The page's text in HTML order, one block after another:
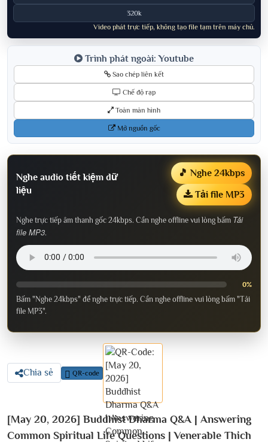
320k
Video phát trực tiếp, không tạo file tạm trên máy chủ.
Trình phát ngoài: Youtube
Sao chép liên kết
Chế độ rạp
Toàn màn hình
Mở nguồn gốc
Nghe audio tiết kiệm dữ
liệu
🎵 Nghe 24kbps
Tải file MP3
Nghe trực tiếp âm thanh gốc 24kbps. Cần nghe offline vui lòng bấm Tải
file MP3.
0%
Bấm "Nghe 24kbps" để nghe trực tiếp. Cần nghe offline vui lòng bấm "Tải
file MP3".
Chia sẻ QR-code
[May 20, 2026] Buddhist Dharma Q&A | Answering
Common Spiritual Life Questions | Venerable Thich